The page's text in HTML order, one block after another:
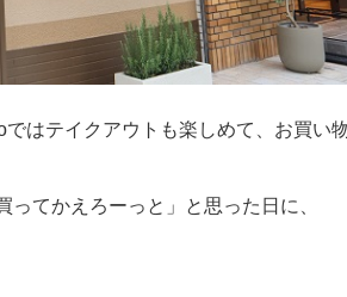
はテイクアウトも楽しめて、お買い
てかえろーっと」と思った日に、